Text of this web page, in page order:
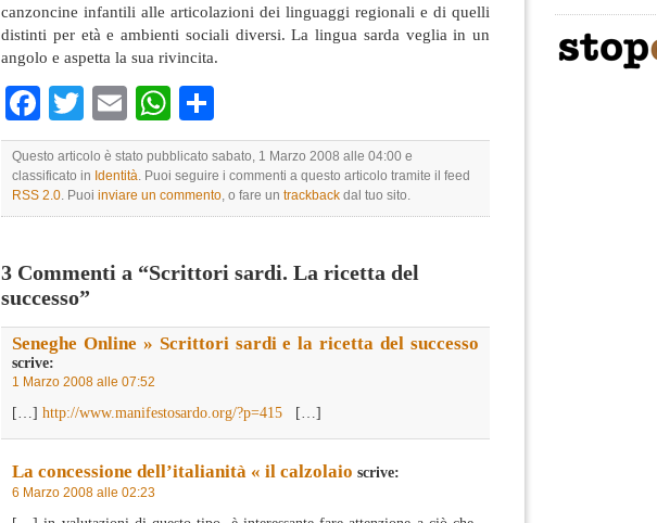
canzoncine infantili alle articolazioni dei linguaggi regionali e di quelli
distinti per età e ambienti sociali diversi. La lingua sarda veglia in un
angolo e aspetta la sua rivincita.
Facebook
TwitterEmailWhatsApp
Questo articolo è stato pubblicato sabato, 1 Marzo 2008 alle 04:00 e
classificato in Identità . Puoi seguire i commenti a questo articolo tramite il feed
RSS 2.0 . Puoi inviare un commento , o fare un trackback dal tuo sito.
3 Commenti a “Scrittori sardi. La ricetta del
successo”
Seneghe Online » Scrittori sardi e la ricetta del successo
scrive:
1 Marzo 2008 alle 07:52
[…] http://www.manifestosardo.org/?p=415 […]
La concessione dell’italianità « il calzolaio scrive:
6 Marzo 2008 alle 02:23